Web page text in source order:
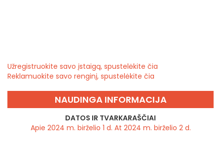
Užregistruokite savo įstaigą, spustelėkite čia
Reklamuokite savo renginį, spustelėkite čia
NAUDINGA INFORMACIJA
DATOS IR TVARKARAŠČIAI
Apie 2024 m. birželio 1 d. At 2024 m. birželio 2 d.